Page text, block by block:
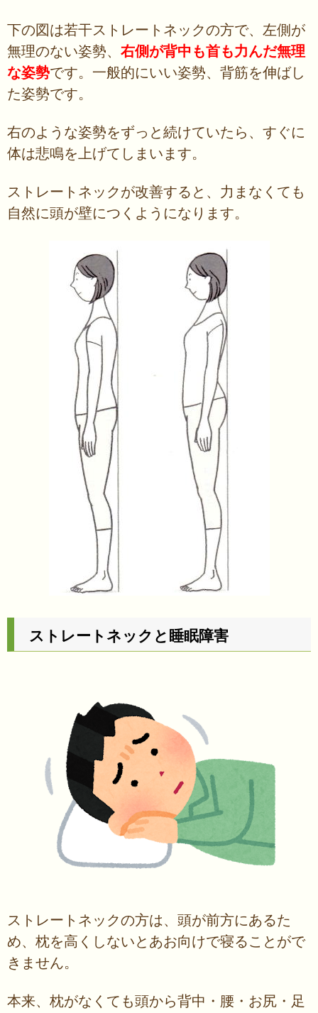
下の図は若干ストレートネックの方で、左側が
無理のない姿勢、 右側が背中も首も力んだ無理
な姿勢です。一般的にいい姿勢、背筋を伸ばし
た姿勢です。
右のような姿勢をずっと続けていたら、すぐに
体は悲鳴を上げてしまいます。
ストレートネックが改善すると、力まなくても
自然に頭が壁につくようになります。
ストレートネックと睡眠障害
ストレートネックの方は、頭が前方にあるた
め、枕を高くしないとあお向けで寝ることがで
きません。
本来、枕がなくても頭から背中・腰・お尻・足